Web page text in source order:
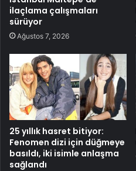
ilaçlama çalışmaları
sürüyor
Ağustos 7, 2026
25 yıllık hasret bitiyor:
Fenomen dizi için düğmeye
basıldı, iki isimle anlaşma
sağlandı